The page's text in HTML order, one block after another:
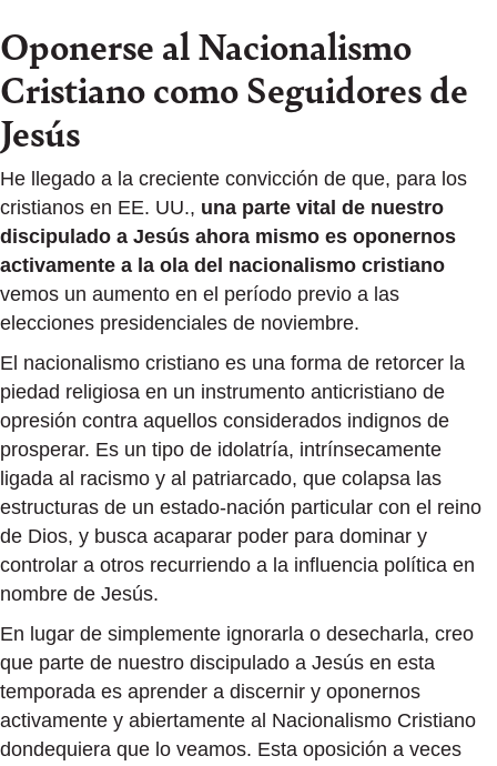
Oponerse al Nacionalismo
Cristiano como Seguidores de
Jesús
He llegado a la creciente convicción de que, para los
cristianos en EE. UU., una parte vital de nuestro
discipulado a Jesús ahora mismo es oponernos
activamente a la ola del nacionalismo cristiano
vemos un aumento en el período previo a las
elecciones presidenciales de noviembre.
El nacionalismo cristiano es una forma de retorcer la
piedad religiosa en un instrumento anticristiano de
opresión contra aquellos considerados indignos de
prosperar. Es un tipo de idolatría, intrínsecamente
ligada al racismo y al patriarcado, que colapsa las
estructuras de un estado-nación particular con el reino
de Dios, y busca acaparar poder para dominar y
controlar a otros recurriendo a la influencia política en
nombre de Jesús.
En lugar de simplemente ignorarla o desecharla, creo
que parte de nuestro discipulado a Jesús en esta
temporada es aprender a discernir y oponernos
activamente y abiertamente al Nacionalismo Cristiano
dondequiera que lo veamos. Esta oposición a veces